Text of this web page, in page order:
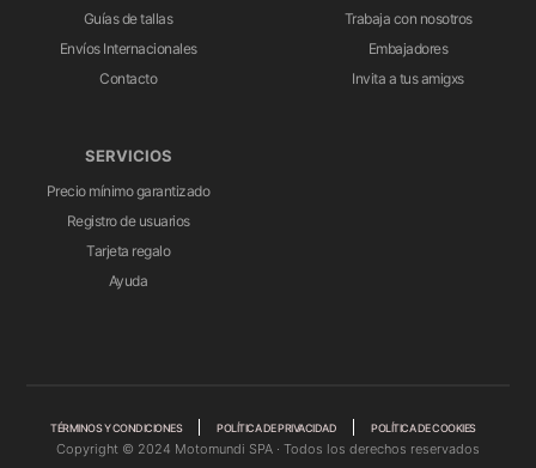
Guías de tallas
Envíos Internacionales
Contacto
Trabaja con nosotros
Embajadores
Invita a tus amigxs
SERVICIOS
Precio mínimo garantizado
Registro de usuarios
Tarjeta regalo
Ayuda
TÉRMINOS Y CONDICIONES POLÍTICA DE PRIVACIDAD POLÍTICA DE COOKIES
Copyright © 2024 Motomundi SPA · Todos los derechos reservados